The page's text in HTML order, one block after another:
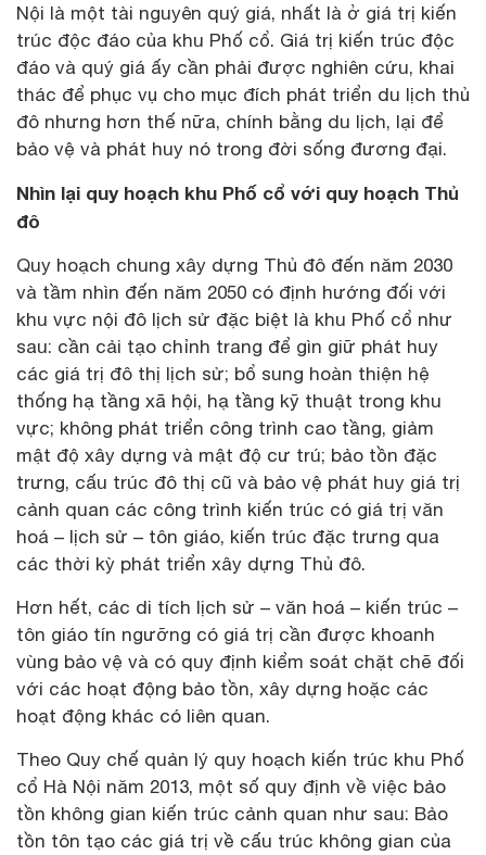
Nội là một tài nguyên quý giá, nhất là ở giá trị kiến
trúc độc đáo của khu Phố cổ. Giá trị kiến trúc độc
đáo và quý giá ấy cần phải được nghiên cứu, khai
thác để phục vụ cho mục đích phát triển du lịch thủ
đô nhưng hơn thế nữa, chính bằng du lịch, lại để
bảo vệ và phát huy nó trong đời sống đương đại.
Nhìn lại quy hoạch khu Phố cổ với quy hoạch Thủ
đô
Quy hoạch chung xây dựng Thủ đô đến năm 2030
và tầm nhìn đến năm 2050 có định hướng đối với
khu vực nội đô lịch sử đặc biệt là khu Phố cổ như
sau: cần cải tạo chỉnh trang để gìn giữ phát huy
các giá trị đô thị lịch sử; bổ sung hoàn thiện hệ
thống hạ tầng xã hội, hạ tầng kỹ thuật trong khu
vực; không phát triển công trình cao tầng, giảm
mật độ xây dựng và mật độ cư trú; bảo tồn đặc
trưng, cấu trúc đô thị cũ và bảo vệ phát huy giá trị
cảnh quan các công trình kiến trúc có giá trị văn
hoá – lịch sử – tôn giáo, kiến trúc đặc trưng qua
các thời kỳ phát triển xây dựng Thủ đô.
Hơn hết, các di tích lịch sử – văn hoá – kiến trúc –
tôn giáo tín ngưỡng có giá trị cần được khoanh
vùng bảo vệ và có quy định kiểm soát chặt chẽ đối
với các hoạt động bảo tồn, xây dựng hoặc các
hoạt động khác có liên quan.
Theo Quy chế quản lý quy hoạch kiến trúc khu Phố
cổ Hà Nội năm 2013, một số quy định về việc bảo
tồn không gian kiến trúc cảnh quan như sau: Bảo
tồn tôn tạo các giá trị về cấu trúc không gian của